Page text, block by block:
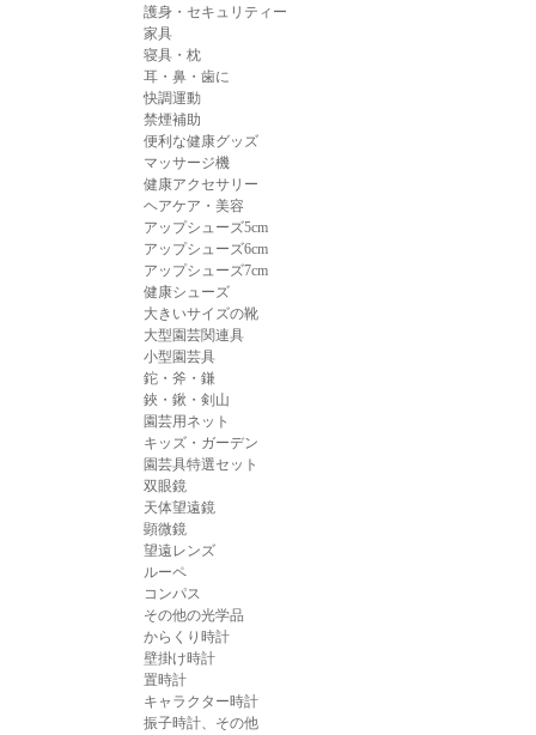
護身・セキュリティー
家具
寝具・枕
耳・鼻・歯に
快調運動
禁煙補助
便利な健康グッズ
マッサージ機
健康アクセサリー
ヘアケア・美容
アップシューズ5cm
アップシューズ6cm
アップシューズ7cm
健康シューズ
大きいサイズの靴
大型園芸関連具
小型園芸具
鉈・斧・鎌
鋏・鍬・剣山
園芸用ネット
キッズ・ガーデン
園芸具特選セット
双眼鏡
天体望遠鏡
顕微鏡
望遠レンズ
ルーペ
コンパス
その他の光学品
からくり時計
壁掛け時計
置時計
キャラクター時計
振子時計、その他